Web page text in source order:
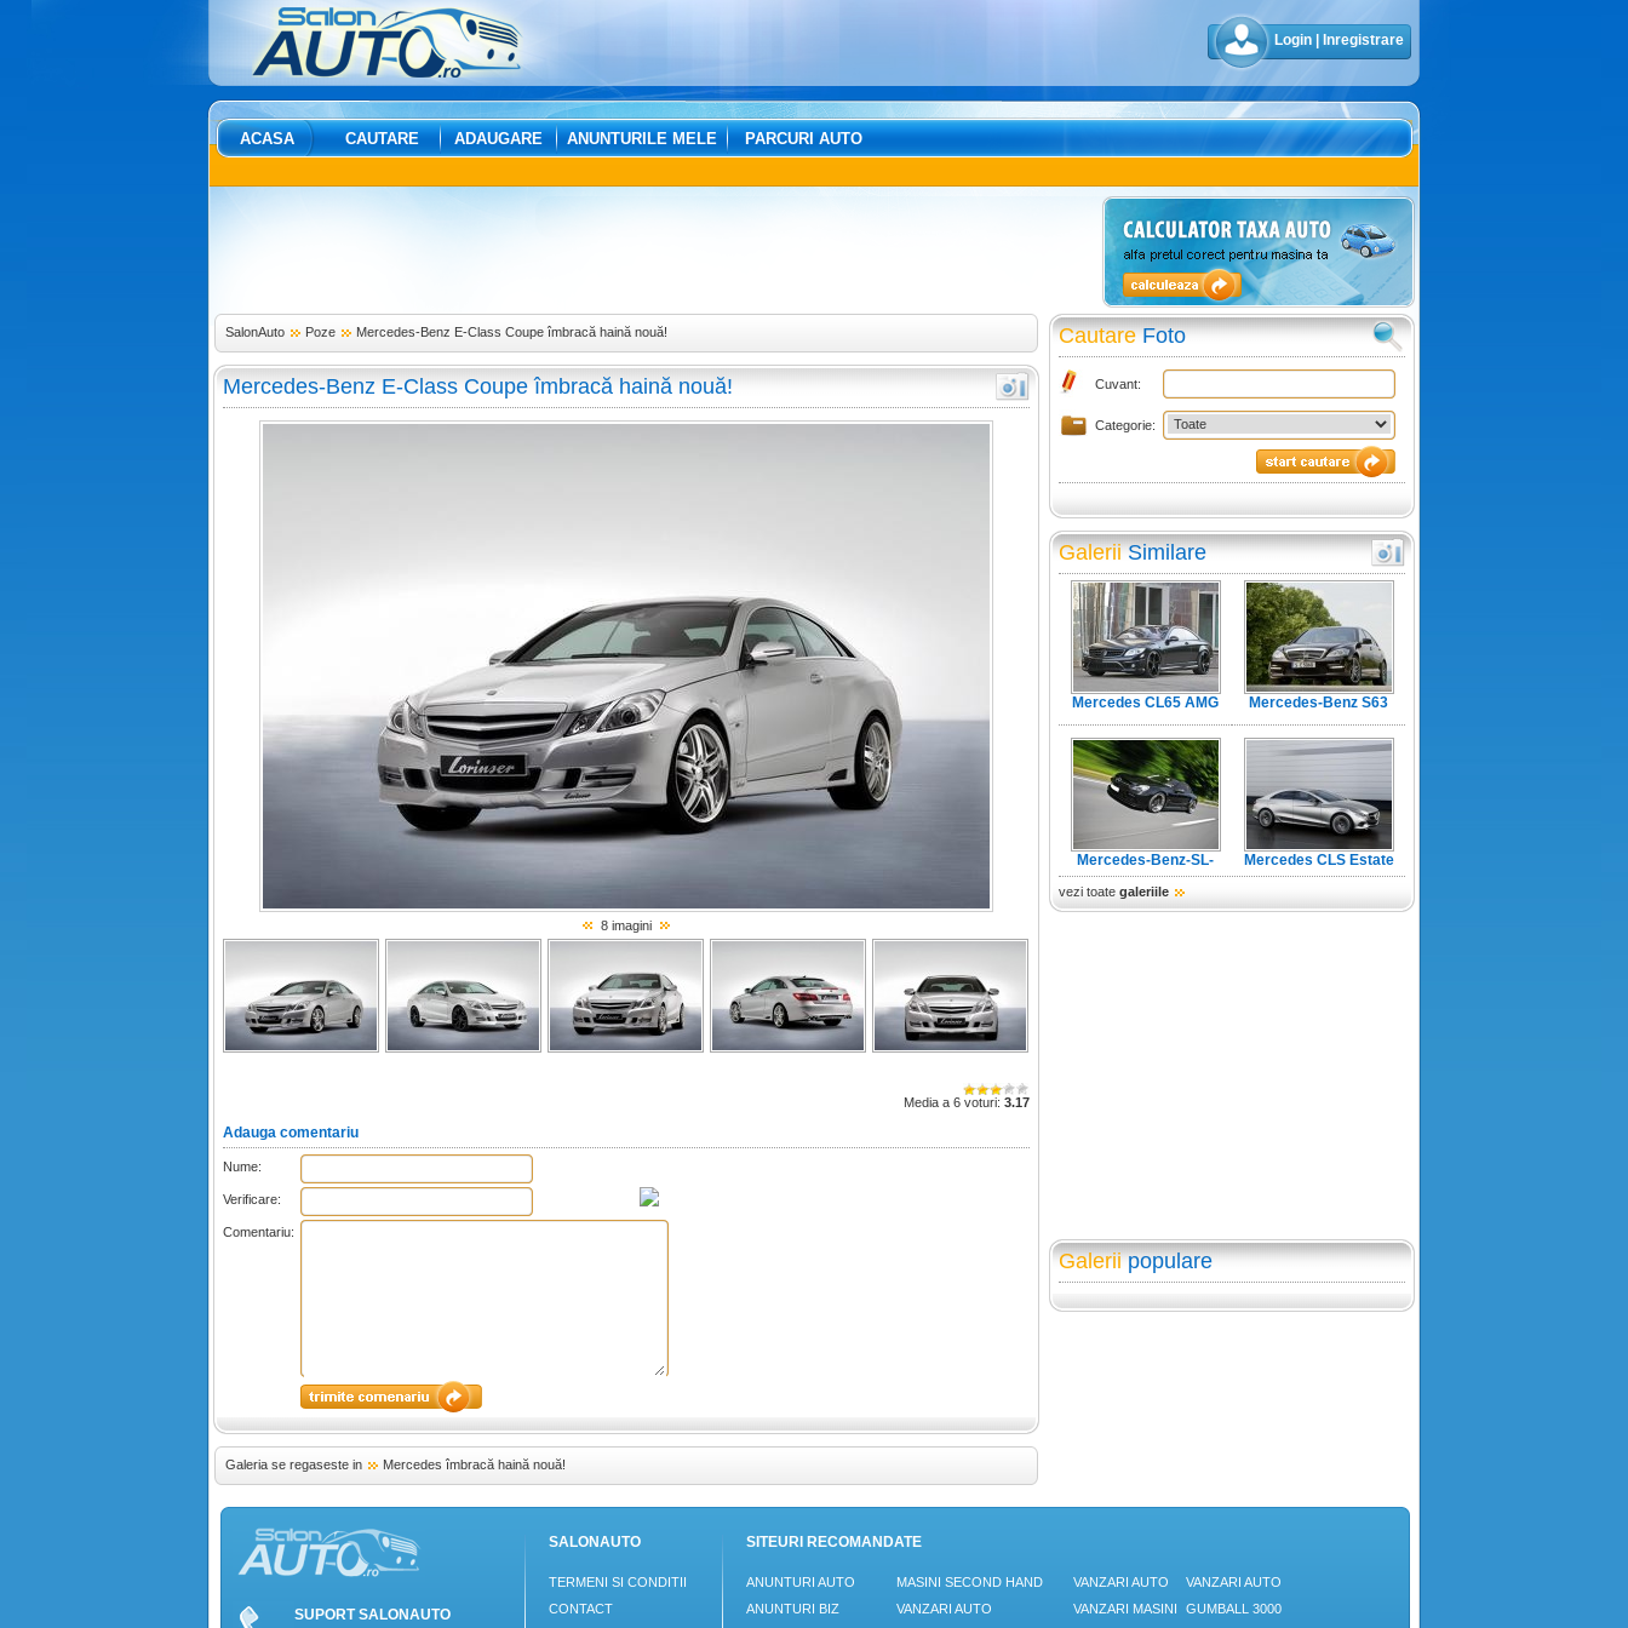
Login Inregistrare
ACASA CAUTARE ADAUGARE ANUNTURILE MELE PARCURI AUTO
SalonAuto Poze Mercedes-Benz E-Class Coupe îmbracă haină nouă!
Mercedes-Benz E-Class Coupe îmbracă haină nouă!
8 imagini
Media a 6 voturi: 3.17
Adauga comentariu
Nume:
Verificare:
Comentariu:
Galeria se regaseste in Mercedes îmbracă haină nouă!
CautareFoto
Cuvant:
Categorie:
GaleriiSimilare
Mercedes CL65 AMG
Mercedes-Benz S63
Mercedes-Benz-SL-
Black-Saphire
Mercedes CLS Estate
vezi toate galeriile
Galeriipopulare
SUPORT SALONAUTO
SALONAUTO
TERMENI SI CONDITII
CONTACT
SITEURI RECOMANDATE
ANUNTURI AUTO
ANUNTURI BIZ
MASINI SECOND HAND
VANZARI AUTO
VANZARI AUTO
VANZARI MASINI
VANZARI AUTO
GUMBALL 3000